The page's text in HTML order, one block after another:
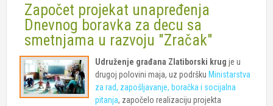
Započet projekat unapređenja
Dnevnog boravka za decu sa
smetnjama u razvoju "Zračak"
Udruženje građana Zlatiborski krug je u
drugoj polovini maja, uz podršku Ministarstva
za rad, zapošljavanje, boračka i socijalna
pitanja, započelo realizaciju projekta